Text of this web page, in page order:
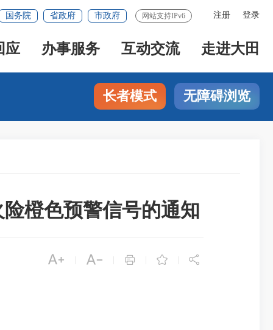
注册 登录
国务院 省政府 市政府 网站支持IPv6
应 办事服务 互动交流 走进大田
长者模式 无障碍浏览
橙色预警信号的通知
    